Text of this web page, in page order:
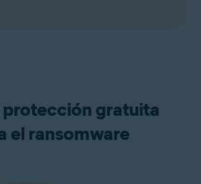
protección gratuita
el ransomware